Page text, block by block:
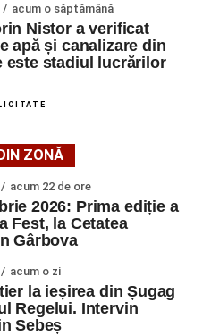
pe Google News
transportată în stare gravă la
Sebeș
din Sebeș: fermeie
după ce a fost lovită de o
Prima ediție a Transylvania
din Gârbova
acum o săptămână
Nistor a verificat
apă și canalizare din
este stadiul lucrărilor
ZONĂ
acum 22 de ore
2026: Prima ediție a
Fest, la Cetatea
Gârbova
acum o zi
la ieșirea din Șugag
Regelui. Intervin
Sebeș